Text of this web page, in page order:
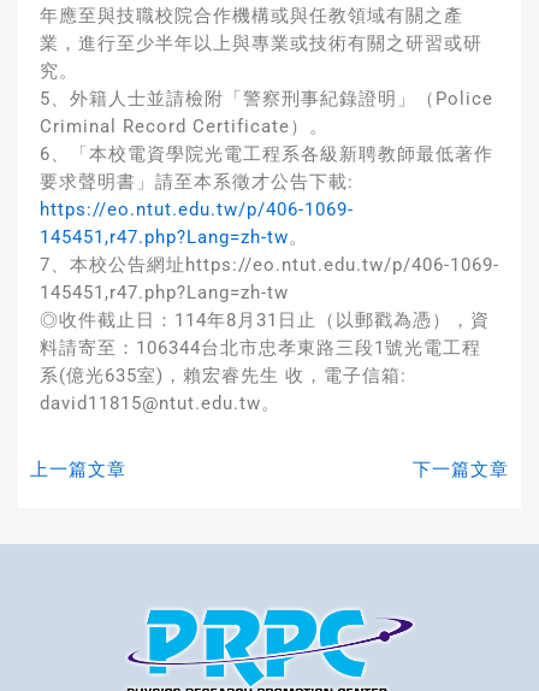
年應至與技職校院合作機構或與任教領域有關之產
業，進行至少半年以上與專業或技術有關之研習或研
究。
5、外籍人士並請檢附「警察刑事紀錄證明」（Police
Criminal Record Certificate）。
6、「本校電資學院光電工程系各級新聘教師最低著作
要求聲明書」請至本系徵才公告下載:
https://eo.ntut.edu.tw/p/406-1069-
145451,r47.php?Lang=zh-tw。
7、本校公告網址https://eo.ntut.edu.tw/p/406-1069-
145451,r47.php?Lang=zh-tw
◎收件截止日：114年8月31日止（以郵戳為憑），資
料請寄至：106344台北市忠孝東路三段1號光電工程
系(億光635室)，賴宏睿先生 收，電子信箱:
david11815@ntut.edu.tw。
上一篇文章 下一篇文章